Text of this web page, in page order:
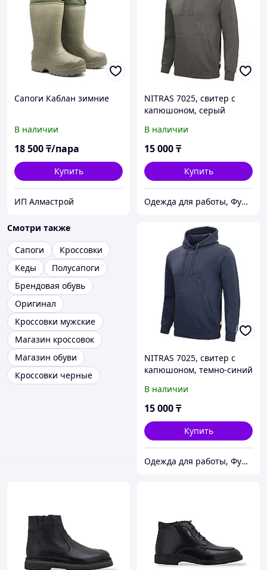
Сапоги Каблан зимние
В наличии
18 500₸/пара
Купить
ИП Алмастрой
NITRAS 7025, свитер с
капюшоном, серый
В наличии
15 000₸
Купить
Одежда для работы, Функциональная одежда, СИЗ, Аксессуары, Средства для промывания глаз.
Смотри также
Сапоги
Кроссовки
Кеды
Полусапоги
Брендовая обувь
Оригинал
Кроссовки мужские
Магазин кроссовок
Магазин обуви
Кроссовки черные
NITRAS 7025, свитер с
капюшоном, темно-синий
В наличии
15 000₸
Купить
Одежда для работы, Функциональная одежда, СИЗ, Аксессуары, Средства для промывания глаз.